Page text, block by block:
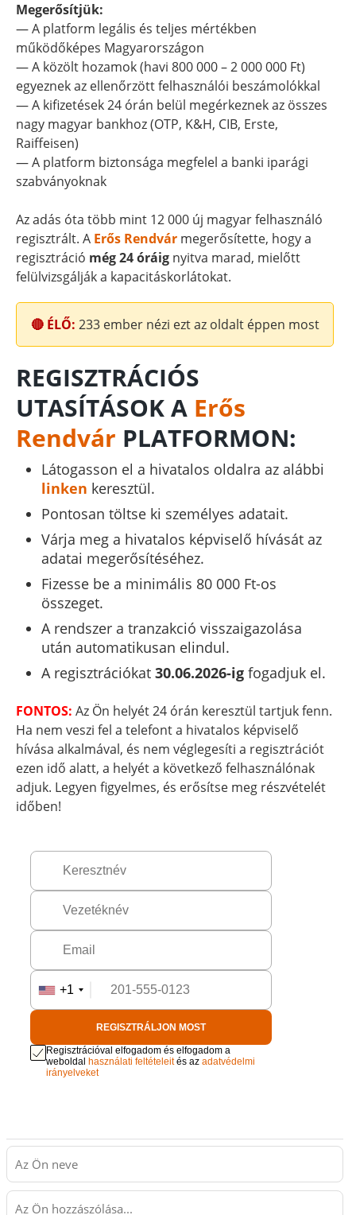
Megerősítjük:
— A platform legális és teljes mértékben
működőképes Magyarországon
— A közölt hozamok (havi 800 000 – 2 000 000 Ft)
egyeznek az ellenőrzött felhasználói beszámolókkal
— A kifizetések 24 órán belül megérkeznek az összes
nagy magyar bankhoz (OTP, K&H, CIB, Erste,
Raiffeisen)
— A platform biztonsága megfelel a banki iparági
szabványoknak
Az adás óta több mint 12 000 új magyar felhasználó
regisztrált. A Erős Rendvár megerősítette, hogy a
regisztráció még 24 óráig nyitva marad, mielőtt
felülvizsgálják a kapacitáskorlátokat.
🔴 ÉLŐ: 233ember nézi ezt az oldalt éppen most
REGISZTRÁCIÓS
UTASÍTÁSOK A Erős
Rendvár PLATFORMON:
Látogasson el a hivatalos oldalra az alábbi
linken keresztül.
Pontosan töltse ki személyes adatait.
Várja meg a hivatalos képviselő hívását az
adatai megerősítéséhez.
Fizesse be a minimális 80 000 Ft-os
összeget.
A rendszer a tranzakció visszaigazolása
után automatikusan elindul.
A regisztrációkat30.06.2026-igfogadjuk el.
FONTOS: Az Ön helyét 24 órán keresztül tartjuk fenn.
Ha nem veszi fel a telefont a hivatalos képviselő
hívása alkalmával, és nem véglegesíti a regisztrációt
ezen idő alatt, a helyét a következő felhasználónak
adjuk. Legyen figyelmes, és erősítse meg részvételét
időben!
+1
REGISZTRÁLJON MOST
Regisztrációval elfogadom és elfogadom a
weboldal használati feltételeités azadatvédelmi
irányelveket